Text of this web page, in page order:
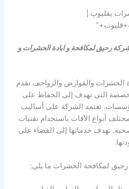
بقليوب |
رحيق لمكافحة و ابادة الحشرات و
الحشرات والقوارض والزواحف تقدم
التي تهدف إلى الحفاظ على
تعتمد الشركة على أساليب
أنواع الآفات باستخدام تقنيات
تهدف خدماتها إلى القضاء على
لمكافحة الحشرات ما يلي: